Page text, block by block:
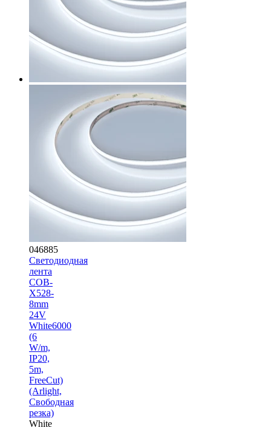
046885
Светодиодная
лента
COB-
X528-
8mm
24V
White6000
(6
W/m,
IP20,
5m,
FreeCut)
(Arlight,
Свободная
резка)
White